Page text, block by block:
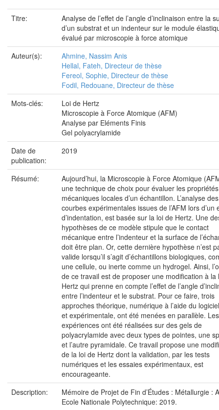
Titre:
Analyse de l’effet de l’angle d’inclinaison entre la
d’un substrat et un indenteur sur le module
évalué par microscopie à force atomique
Auteur(s):
Ahmine, Nassim Anis
Hellal, Fateh, Directeur de thèse
Fereol, Sophie, Directeur de thèse
Fodil, Redouane, Directeur de thèse
Mots-clés:
Loi de Hertz
Microscopie à Force Atomique (AFM)
Analyse par Eléments Finis
Gel polyacrylamide
Date de
publication:
2019
Résumé:
Aujourd’hui, la Microscopie à Force Atomique
une technique de choix pour évaluer les propriétés
mécaniques locales d’un échantillon. L’analyse des
courbes expérimentales issues de l’AFM lors d’un
d’indentation, est basée sur la loi de Hertz. Une
hypothèses de ce modèle stipule que le contact
mécanique entre l’indenteur et la surface de
doit être plan. Or, cette dernière hypothèse n’est
valide lorsqu’il s’agit d’échantillons biologiques,
une cellule, ou inerte comme un hydrogel. Ainsi,
de ce travail est de proposer une modification à la
Hertz qui prenne en compte l’effet de l’angle
entre l’indenteur et le substrat. Pour ce faire, trois
approches théorique, numérique à l’aide du
et expérimentale, ont été menées en parallèle. Les
expériences ont été réalisées sur des gels de
polyacrylamide avec deux types de pointes, une
et l’autre pyramidale. Ce travail propose une
de la loi de Hertz dont la validation, par les tests
numériques et les essaies expérimentaux, est
encourageante.
Description:
Mémoire de Projet de Fin d’Études : Métallurgie :
Ecole Nationale Polytechnique: 2019.